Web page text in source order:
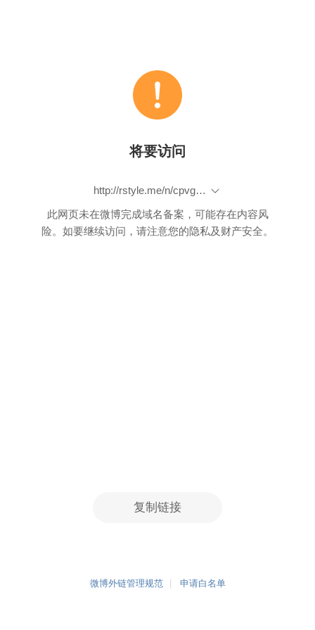
将要访问
http://rstyle.me/n/cpvgjybp9if
此网页未在微博完成域名备案，可能存在内容风
险。如要继续访问，请注意您的隐私及财产安全。
复制链接
微博外链管理规范 申请白名单